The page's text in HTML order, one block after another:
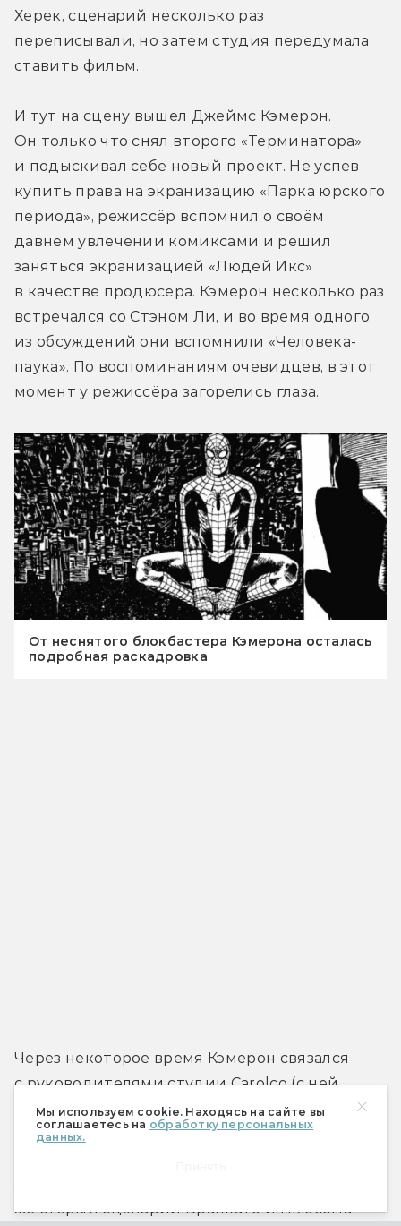
Мы используем cookie. Находясь на сайте вы
соглашаетесь на обработку персональных
данных.
Херек, сценарий несколько раз
переписывали, но затем студия передумала
ставить фильм.
И тут на сцену вышел Джеймс Кэмерон.
Он только что снял второго «Терминатора»
и подыскивал себе новый проект. Не успев
купить права на экранизацию «Парка юрского
периода», режиссёр вспомнил о своём
давнем увлечении комиксами и решил
заняться экранизацией «Людей Икс»
в качестве продюсера. Кэмерон несколько раз
встречался со Стэном Ли, и во время одного
из обсуждений они вспомнили «Человека-
паука». По воспоминаниям очевидцев, в этот
момент у режиссёра загорелись глаза.
От неснятого блокбастера Кэмерона осталась
подробная раскадровка
Через некоторое время Кэмерон связался
с руководителями студии Carolco (с ней
он сделал второго «Терминатора»)
и предложил им купить у Голана права
же старый сценарий Бранкато и Ньюсома